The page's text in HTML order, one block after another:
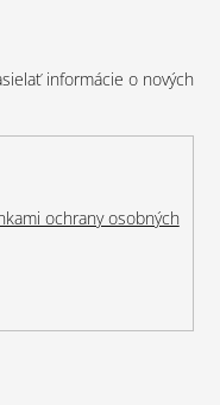
informácie o nových
ochrany osobných